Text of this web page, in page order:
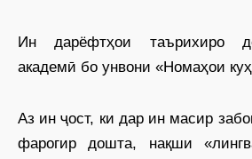
Ин дарёфтҳои таърихиро
академӣ бо унвони «Номаҳои
Аз ин ҷост, ки дар ин масир
фарогир дошта, нақши